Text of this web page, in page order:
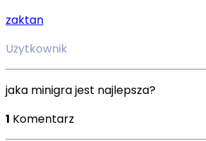
zaktan
Użytkownik
jaka minigra jest najlepsza?
1 Komentarz